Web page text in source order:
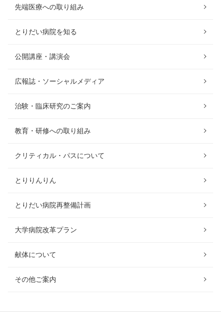
先端医療への取り組み
とりだい病院を知る
公開講座・講演会
広報誌・ソーシャルメディア
治験・臨床研究のご案内
教育・研修への取り組み
クリティカル・パスについて
とりりんりん
とりだい病院再整備計画
大学病院改革プラン
献体について
その他ご案内